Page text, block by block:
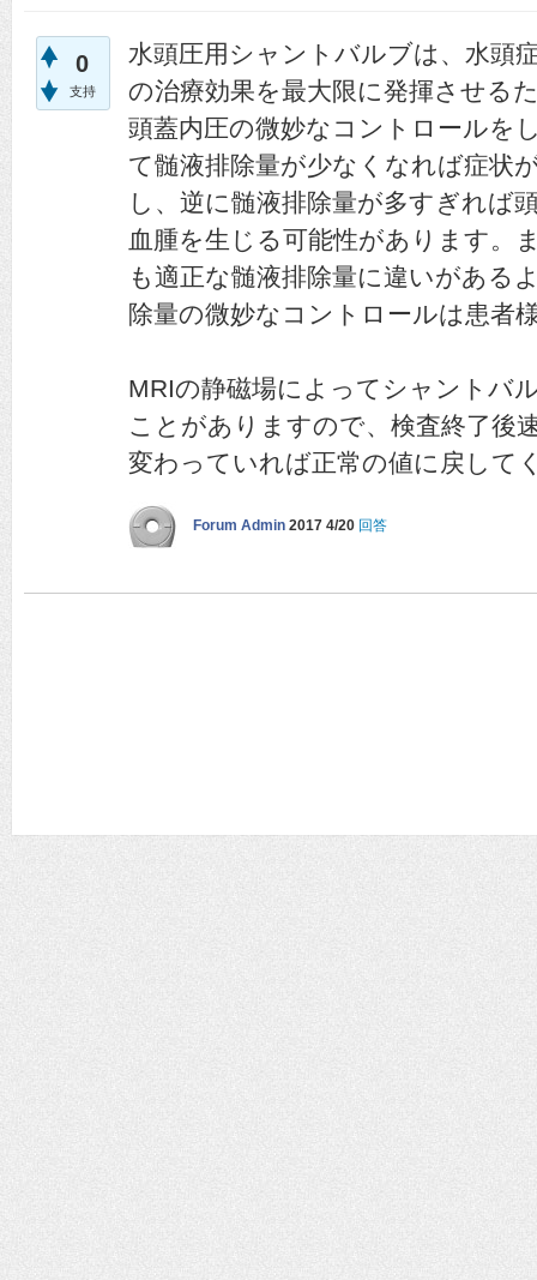
0
支持
水頭圧用シャントバルブは、水頭
の治療効果を最大限に発揮させる
頭蓋内圧の微妙なコントロールを
て髄液排除量が少なくなれば症状
し、逆に髄液排除量が多すぎれば
血腫を生じる可能性があります。
も適正な髄液排除量に違いがある
除量の微妙なコントロールは患者
MRIの静磁場によってシャントバ
ことがありますので、検査終了後
変わっていれば正常の値に戻して
Forum Admin 2017 4/20 回答